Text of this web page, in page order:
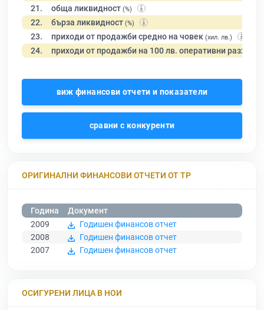
21. обща ликвидност (%)
22. бърза ликвидност (%)
23. приходи от продажби средно на човек (хил. лв.)
24. приходи от продажби на 100 лв. оперативни разходи
виж финансови отчети и показатели
сравни с конкуренти
ОРИГИНАЛНИ ФИНАНСОВИ ОТЧЕТИ ОТ ТР
Година
Документ
2009
Годишен финансов отчет
2008
Годишен финансов отчет
2007
Годишен финансов отчет
ОСИГУРЕНИ ЛИЦА В НОИ